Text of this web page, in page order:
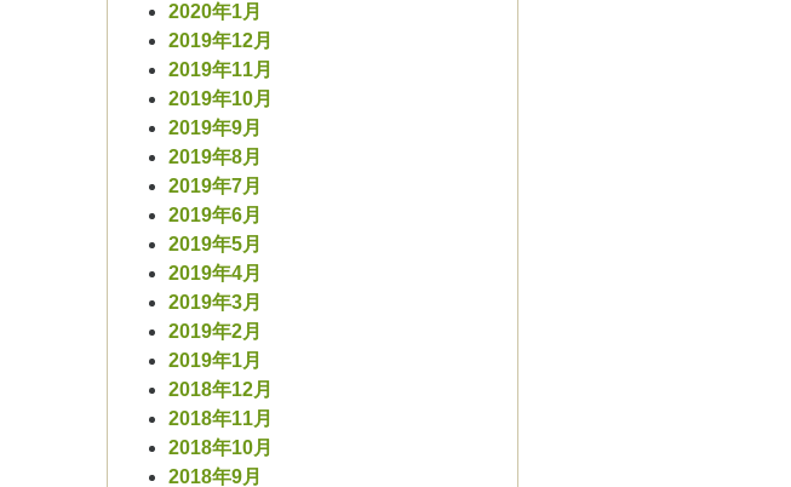
2020年1月
2019年12月
2019年11月
2019年10月
2019年9月
2019年8月
2019年7月
2019年6月
2019年5月
2019年4月
2019年3月
2019年2月
2019年1月
2018年12月
2018年11月
2018年10月
2018年9月